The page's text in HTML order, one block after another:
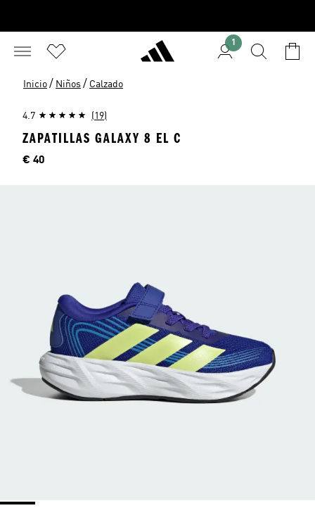
1
Inicio / Niños / Calzado
4.7 (19)
ZAPATILLAS GALAXY 8 EL C
Precio
€ 40